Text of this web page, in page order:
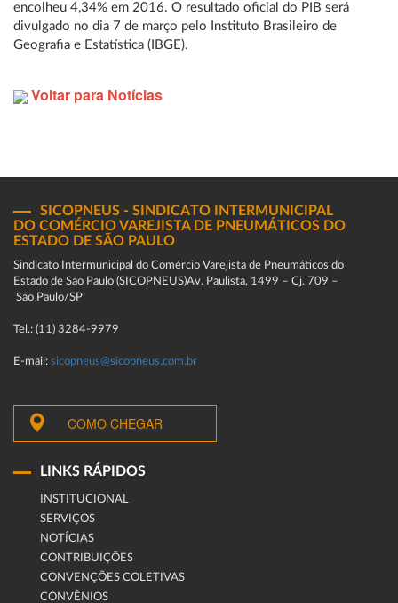
encolheu 4,34% em 2016. O resultado oficial do PIB será
divulgado no dia 7 de março pelo Instituto Brasileiro de
Geografia e Estatística (IBGE).
Voltar para Notícias
SICOPNEUS - SINDICATO INTERMUNICIPAL
DO COMÉRCIO VAREJISTA DE PNEUMÁTICOS DO
ESTADO DE SÃO PAULO
Sindicato Intermunicipal do Comércio Varejista de Pneumáticos do
Estado de São Paulo (SICOPNEUS)Av. Paulista, 1499 – Cj. 709 –
São Paulo/SP
Tel.: (11) 3284-9979
E-mail: sicopneus@sicopneus.com.br
COMO CHEGAR
LINKS RÁPIDOS
INSTITUCIONAL
SERVIÇOS
NOTÍCIAS
CONTRIBUIÇÕES
CONVENÇÕES COLETIVAS
CONVÊNIOS